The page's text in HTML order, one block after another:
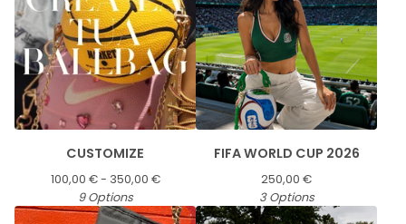
CUSTOMIZE
100,00 €- 350,00 €
9 Options
FIFA WORLD CUP 2026
250,00 €
3 Options